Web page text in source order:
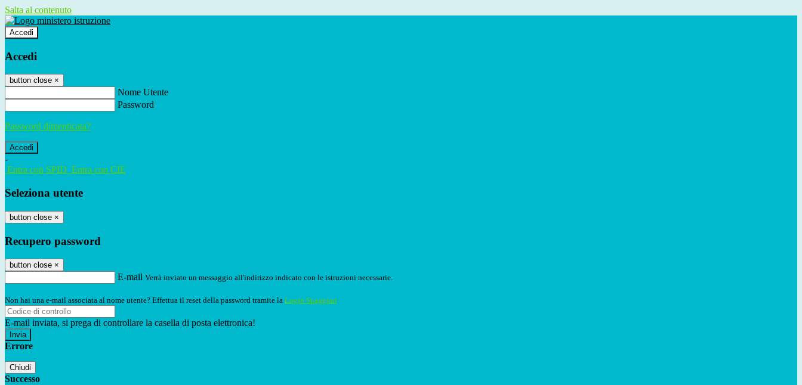
Salta al contenuto
Accedi
Accedi
button close ×
Nome Utente
Password
Password dimenticata?
-
Entra con SPID Entra con CIE
Seleziona utente
button close ×
Recupero password
button close ×
E-mail Verrà inviato un messaggio all'indirizzo indicato con le istruzioni necessarie.
Non hai una e-mail associata al nome utente? Effettua il reset della password tramite la Login Spaggiari
E-mail inviata, si prega di controllare la casella di posta elettronica!
Errore
Chiudi
Successo